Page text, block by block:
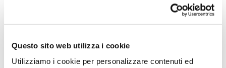
Questo sito web utilizza i cookie
Utilizziamo i cookie per personalizzare contenuti ed